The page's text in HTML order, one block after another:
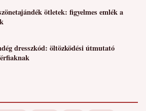
ötletek: figyelmes emlék a
dresszkód: öltözködési útmutató